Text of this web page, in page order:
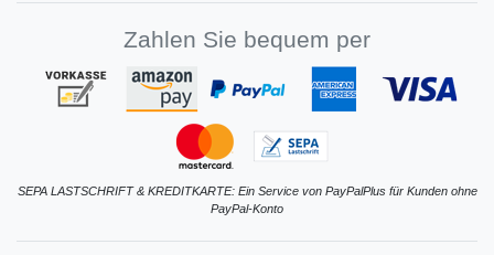
Zahlen Sie bequem per
SEPA LASTSCHRIFT & KREDITKARTE: Ein Service von PayPalPlus für Kunden ohne
PayPal-Konto